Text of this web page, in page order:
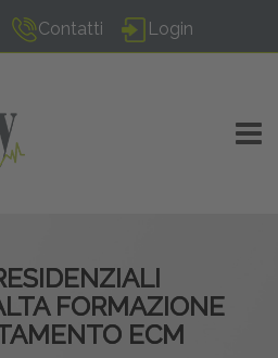
Contatti Login
FORMAZIONE
ECM